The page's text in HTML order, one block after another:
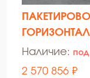
Наличие: под
2 570 856 ₽